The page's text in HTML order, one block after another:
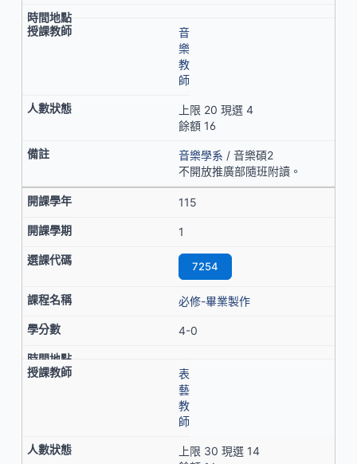
音
樂
教
師
上限 20 現選 4
餘額 16
音樂學系 / 音樂碩2
不開放推廣部隨班附讀。
115
1
7254
必修-畢業製作
4-0
表
藝
教
師
上限 30 現選 14